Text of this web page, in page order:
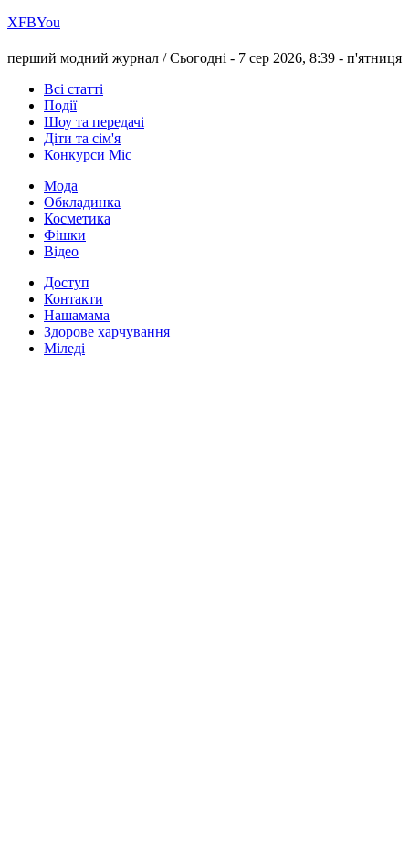
ХFBYou
перший модний журнал /Сьогодні - 7 сер 2026, 8:39 - п'ятниця
Всі статті
Події
Шоу та передачі
Діти та сім'я
Конкурси Міс
Мода
Обкладинка
Косметика
Фішки
Відео
Доступ
Контакти
Нашамама
Здорове харчування
Міледі